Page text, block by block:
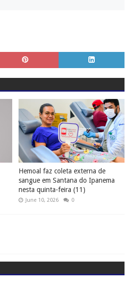
Hemoal faz coleta externa de
sangue em Santana do Ipanema
nesta quinta-feira (11)
June 10, 2026 0